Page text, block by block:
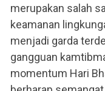
merupakan salah
keamanan
menjadi garda
gangguan
momentum Hari